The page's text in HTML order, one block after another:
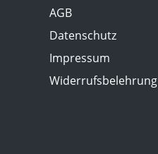
AGB
Datenschutz
Impressum
Widerrufsbelehrung